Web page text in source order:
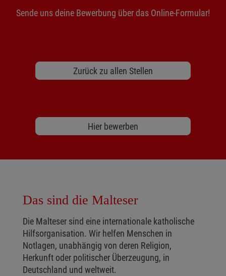
Sende uns deine Bewerbung über das Online-Formular!
Zurück zu allen Stellen
Hier bewerben
Das sind die Malteser
Die Malteser sind eine internationale katholische
Hilfsorganisation. Wir helfen Menschen in
Notlagen, unabhängig von deren Religion,
Herkunft oder politischer Überzeugung, in
Deutschland und weltweit.